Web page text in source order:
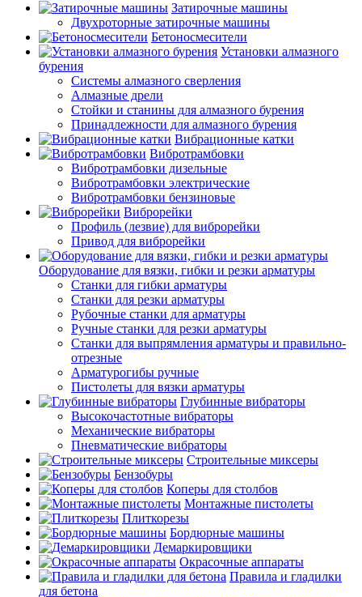
Затирочные машины
Двухроторные затирочные машины
Бетоносмесители
Установки алмазного
бурения
Системы алмазного сверления
Алмазные дрели
Стойки и станины для алмазного бурения
Принадлежности для алмазного бурения
Вибрационные катки
Вибротрамбовки
Вибротрамбовки дизельные
Вибротрамбовки электрические
Вибротрамбовки бензиновые
Виброрейки
Профиль (лезвие) для виброрейки
Привод для виброрейки
Оборудование для вязки, гибки и резки арматуры
Станки для гибки арматуры
Станки для резки арматуры
Рубочные станки для арматуры
Ручные станки для резки арматуры
Станки для выпрямления арматуры и правильно-
отрезные
Арматурогибы ручные
Пистолеты для вязки арматуры
Глубинные вибраторы
Высокочастотные вибраторы
Механические вибраторы
Пневматические вибраторы
Строительные миксеры
Бензобуры
Коперы для столбов
Монтажные пистолеты
Плиткорезы
Бордюрные машины
Демаркировщики
Окрасочные аппараты
Правила и гладилки
для бетона